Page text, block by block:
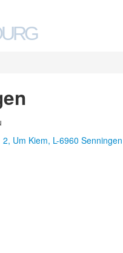
2, Um Kiem, L-6960 Senningen